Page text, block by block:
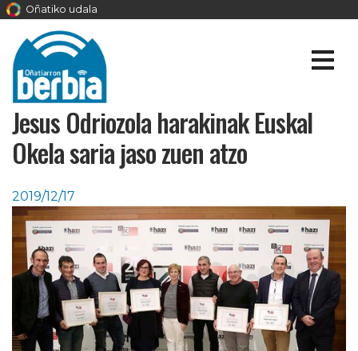
Oñatiko udala
Jesus Odriozola harakinak Euskal
Okela saria jaso zuen atzo
2019/12/17